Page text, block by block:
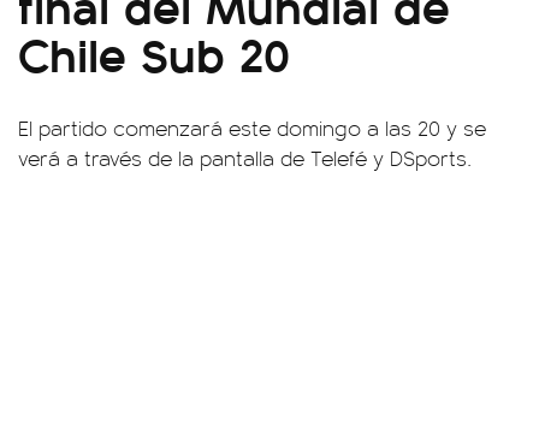
Chile Sub 20
El partido comenzará este domingo a las 20 y se
verá a través de la pantalla de Telefé y DSports.